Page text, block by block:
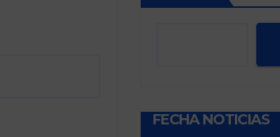
FECHA NOTICIAS